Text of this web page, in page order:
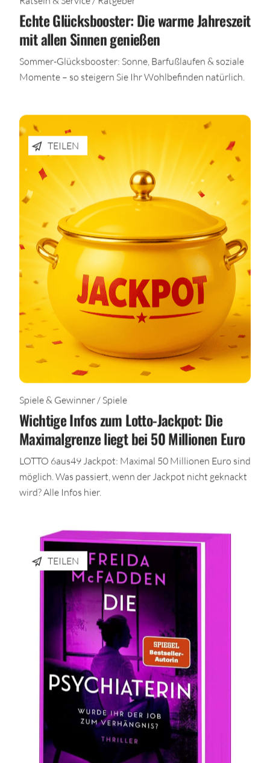
Echte Glücksbooster: Die warme Jahreszeit
mit allen Sinnen genießen
Sommer-Glücksbooster: Sonne, Barfußlaufen & soziale
Momente – so steigern Sie Ihr Wohlbefinden natürlich.
TEILEN
Spiele & Gewinner / Spiele
Wichtige Infos zum Lotto-Jackpot: Die
Maximalgrenze liegt bei 50 Millionen Euro
LOTTO 6aus49 Jackpot: Maximal 50 Millionen Euro sind
möglich. Was passiert, wenn der Jackpot nicht geknackt
wird? Alle Infos hier.
TEILEN